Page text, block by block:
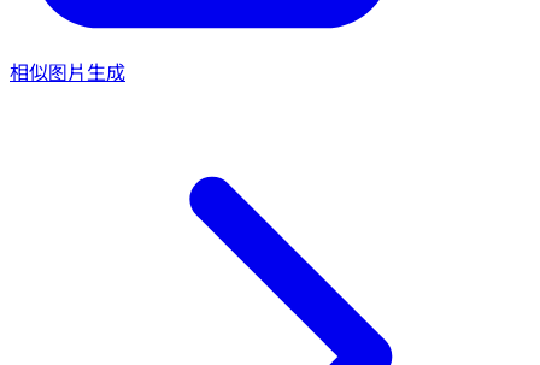
相似图片生成